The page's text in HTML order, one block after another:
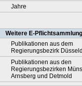
Jahre
Weitere E-
Publikationen aus dem
Regierungsbezirk
Publikationen aus den
Regierungsbezirken
Arnsberg und Detmold